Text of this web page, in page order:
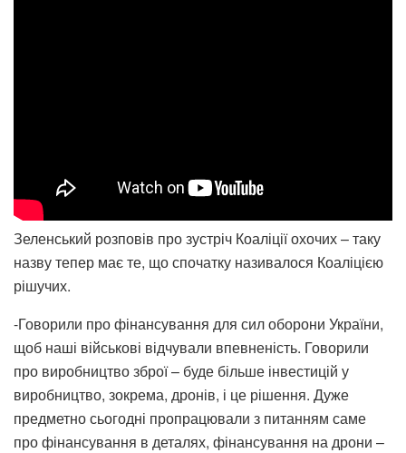
Зеленський розповів про зустріч Коаліції охочих – таку
назву тепер має те, що спочатку називалося Коаліцією
рішучих.
-Говорили про фінансування для сил оборони України,
щоб наші військові відчували впевненість. Говорили
про виробництво зброї – буде більше інвестицій у
виробництво, зокрема, дронів, і це рішення. Дуже
предметно сьогодні пропрацювали з питанням саме
про фінансування в деталях, фінансування на дрони –